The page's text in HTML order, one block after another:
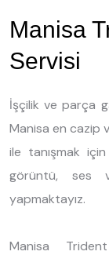
Manisa
Servisi
İşçilik ve parça
Manisa en cazip
ile tanışmak
görüntü, ses
yapmaktayız.
Manisa